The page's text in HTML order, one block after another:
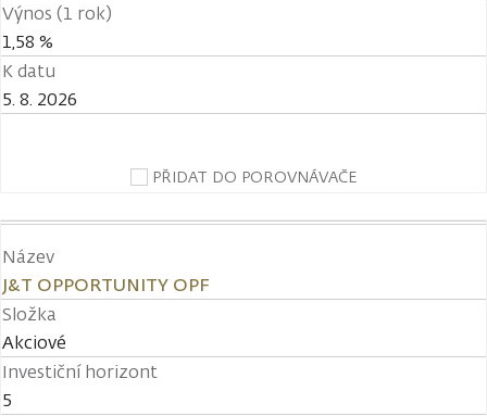
Výnos (1 rok)
1,58 %
K datu
5. 8. 2026
PŘIDAT DO POROVNÁVAČE
Název
J&T OPPORTUNITY OPF
Složka
Akciové
Investiční horizont
5